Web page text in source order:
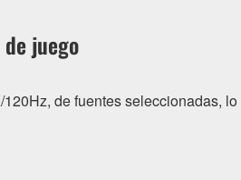
juego
de fuentes seleccionadas,